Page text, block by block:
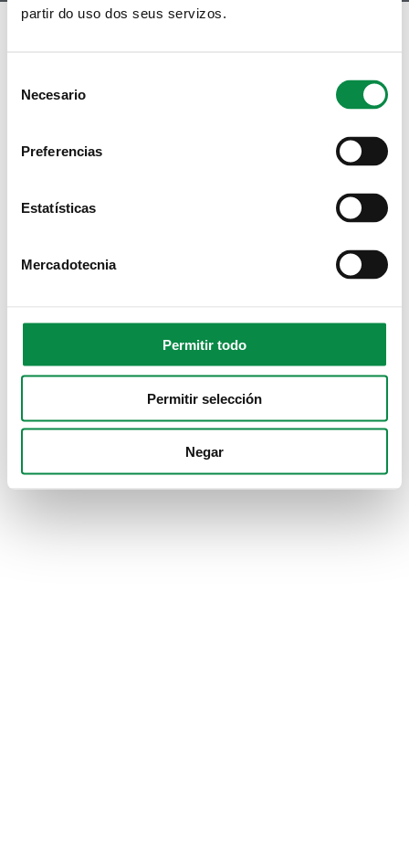
partir do uso dos seus servizos.
Selection
Necesario
Preferencias
Estatísticas
Mercadotecnia
Permitir todo
Permitir selección
Negar